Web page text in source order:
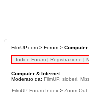
FilmUP.com > Forum >
Indice Forum | Registrazione |
Computer & Internet
Moderato da: FilmUP sloberi
FilmUP Forum Index > Zoom Out